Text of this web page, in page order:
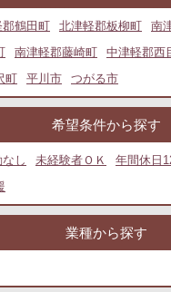
郡鶴田町 北津軽郡板柳町
南
南津軽郡藤崎町
中津軽郡西
町
平川市 つがる市
希望条件から探す
し 未経験者ＯＫ 年間休日
業種から探す